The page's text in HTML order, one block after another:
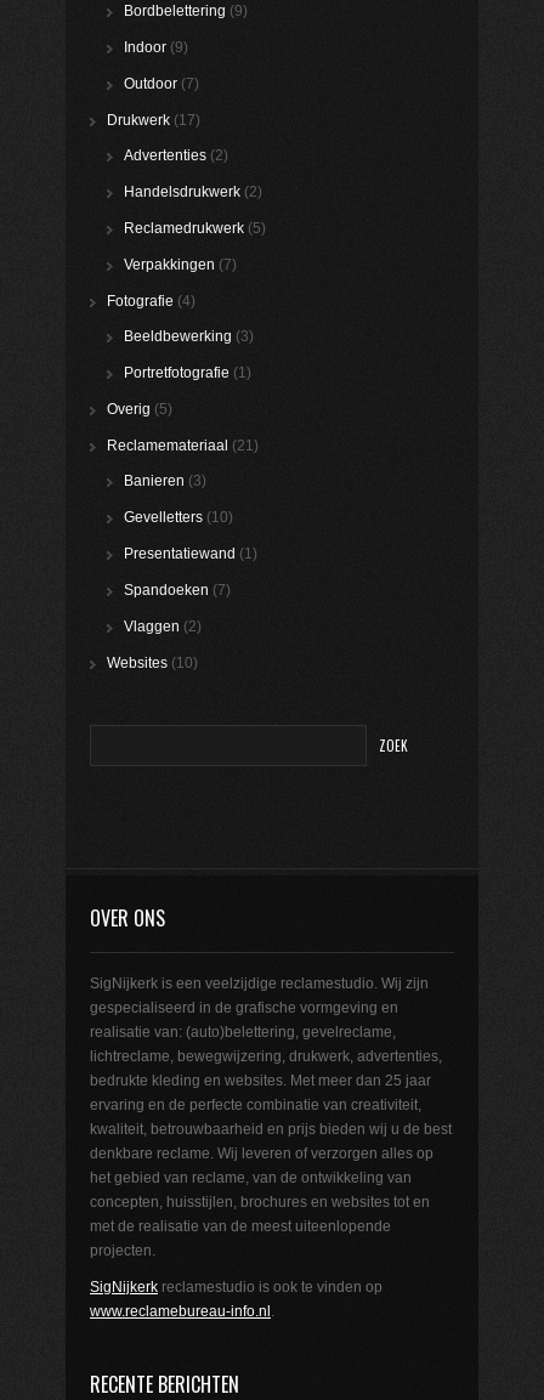
Bordbelettering (9)
Indoor (9)
Outdoor (7)
Drukwerk (17)
Advertenties (2)
Handelsdrukwerk (2)
Reclamedrukwerk (5)
Verpakkingen (7)
Fotografie (4)
Beeldbewerking (3)
Portretfotografie (1)
Overig (5)
Reclamemateriaal (21)
Banieren (3)
Gevelletters (10)
Presentatiewand (1)
Spandoeken (7)
Vlaggen (2)
Websites (10)
OVER ONS
SigNijkerk is een veelzijdige reclamestudio. Wij zijn
gespecialiseerd in de grafische vormgeving en
realisatie van: (auto)belettering, gevelreclame,
lichtreclame, bewegwijzering, drukwerk, advertenties,
bedrukte kleding en websites. Met meer dan 25 jaar
ervaring en de perfecte combinatie van creativiteit,
kwaliteit, betrouwbaarheid en prijs bieden wij u de best
denkbare reclame. Wij leveren of verzorgen alles op
het gebied van reclame, van de ontwikkeling van
concepten, huisstijlen, brochures en websites tot en
met de realisatie van de meest uiteenlopende
projecten.
SigNijkerk reclamestudio is ook te vinden op
www.reclamebureau-info.nl
RECENTE BERICHTEN